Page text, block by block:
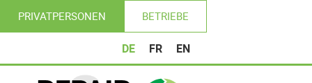
PRIVATPERSONEN BETRIEBE
DE FR EN